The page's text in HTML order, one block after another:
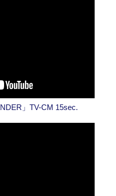
」TV-CM 15sec.